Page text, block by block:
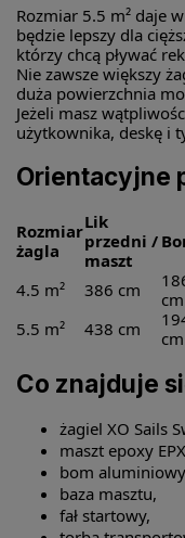
Rozmiar 5.5 m² daje
będzie lepszy dla
którzy chcą pływać
Nie zawsze większy
duża powierzchnia
Jeżeli masz
użytkownika, deskę i
Orientacyjne
Rozmiar
żagla
Lik
przedni /
maszt
4.5 m² 386 cm
cm
5.5 m²
438 cm
cm
Co znajduje
żagiel XO Sails
maszt epoxy
bom
baza masztu,
fał startowy,